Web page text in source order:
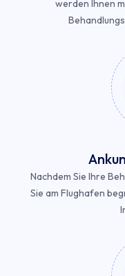
werden Ihnen
Nachdem Sie Ihre
Sie am Flughafen